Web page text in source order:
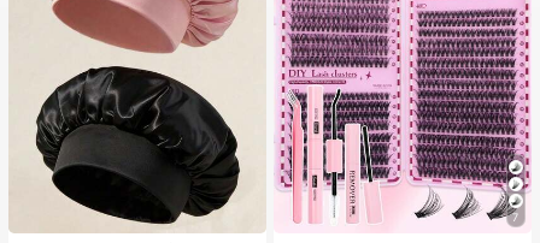
#1 Más vendidos
en Multicolor Gorros para el pelo para mujer
Establecido hace 1 año
7